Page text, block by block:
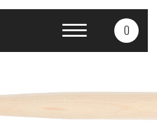
Produkty
Služby
0